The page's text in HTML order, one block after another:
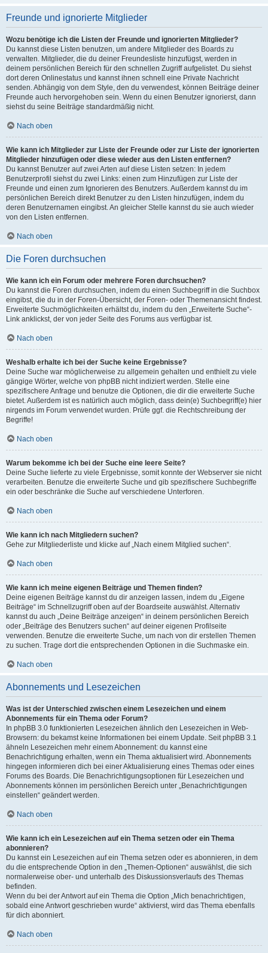
Freunde und ignorierte Mitglieder
Wozu benötige ich die Listen der Freunde und ignorierten Mitglieder?
Du kannst diese Listen benutzen, um andere Mitglieder des Boards zu
verwalten. Mitglieder, die du deiner Freundesliste hinzufügst, werden in
deinem persönlichen Bereich für den schnellen Zugriff aufgelistet. Du siehst
dort deren Onlinestatus und kannst ihnen schnell eine Private Nachricht
senden. Abhängig von dem Style, den du verwendest, können Beiträge deiner
Freunde auch hervorgehoben sein. Wenn du einen Benutzer ignorierst, dann
siehst du seine Beiträge standardmäßig nicht.
Nach oben
Wie kann ich Mitglieder zur Liste der Freunde oder zur Liste der ignorierten
Mitglieder hinzufügen oder diese wieder aus den Listen entfernen?
Du kannst Benutzer auf zwei Arten auf diese Listen setzen: In jedem
Benutzerprofil siehst du zwei Links: einen zum Hinzufügen zur Liste der
Freunde und einen zum Ignorieren des Benutzers. Außerdem kannst du im
persönlichen Bereich direkt Benutzer zu den Listen hinzufügen, indem du
deren Benutzernamen eingibst. An gleicher Stelle kannst du sie auch wieder
von den Listen entfernen.
Nach oben
Die Foren durchsuchen
Wie kann ich ein Forum oder mehrere Foren durchsuchen?
Du kannst die Foren durchsuchen, indem du einen Suchbegriff in die Suchbox
eingibst, die du in der Foren-Übersicht, der Foren- oder Themenansicht findest.
Erweiterte Suchmöglichkeiten erhältst du, indem du den „Erweiterte Suche“-
Link anklickst, der von jeder Seite des Forums aus verfügbar ist.
Nach oben
Weshalb erhalte ich bei der Suche keine Ergebnisse?
Deine Suche war möglicherweise zu allgemein gehalten und enthielt zu viele
gängige Wörter, welche von phpBB nicht indiziert werden. Stelle eine
spezifischere Anfrage und benutze die Optionen, die dir die erweiterte Suche
bietet. Außerdem ist es natürlich auch möglich, dass dein(e) Suchbegriff(e) hier
nirgends im Forum verwendet wurden. Prüfe ggf. die Rechtschreibung der
Begriffe!
Nach oben
Warum bekomme ich bei der Suche eine leere Seite?
Deine Suche lieferte zu viele Ergebnisse, somit konnte der Webserver sie nicht
verarbeiten. Benutze die erweiterte Suche und gib spezifischere Suchbegriffe
ein oder beschränke die Suche auf verschiedene Unterforen.
Nach oben
Wie kann ich nach Mitgliedern suchen?
Gehe zur Mitgliederliste und klicke auf „Nach einem Mitglied suchen“.
Nach oben
Wie kann ich meine eigenen Beiträge und Themen finden?
Deine eigenen Beiträge kannst du dir anzeigen lassen, indem du „Eigene
Beiträge“ im Schnellzugriff oben auf der Boardseite auswählst. Alternativ
kannst du auch „Deine Beiträge anzeigen“ in deinem persönlichen Bereich
oder „Beiträge des Benutzers suchen“ auf deiner eigenen Profilseite
verwenden. Benutze die erweiterte Suche, um nach von dir erstellen Themen
zu suchen. Trage dort die entsprechenden Optionen in die Suchmaske ein.
Nach oben
Abonnements und Lesezeichen
Was ist der Unterschied zwischen einem Lesezeichen und einem
Abonnements für ein Thema oder Forum?
In phpBB 3.0 funktionierten Lesezeichen ähnlich den Lesezeichen in Web-
Browsern: du bekamst keine Informationen bei einem Update. Seit phpBB 3.1
ähneln Lesezeichen mehr einem Abonnement: du kannst eine
Benachrichtigung erhalten, wenn ein Thema aktualisiert wird. Abonnements
hingegen informieren dich bei einer Aktualisierung eines Themas oder eines
Forums des Boards. Die Benachrichtigungsoptionen für Lesezeichen und
Abonnements können im persönlichen Bereich unter „Benachrichtigungen
einstellen“ geändert werden.
Nach oben
Wie kann ich ein Lesezeichen auf ein Thema setzen oder ein Thema
abonnieren?
Du kannst ein Lesezeichen auf ein Thema setzen oder es abonnieren, in dem
du die entsprechende Option in den „Themen-Optionen“ auswählst, die sich
normalerweise ober- und unterhalb des Diskussionsverlaufs des Themas
befinden.
Wenn du bei der Antwort auf ein Thema die Option „Mich benachrichtigen,
sobald eine Antwort geschrieben wurde“ aktivierst, wird das Thema ebenfalls
für dich abonniert.
Nach oben